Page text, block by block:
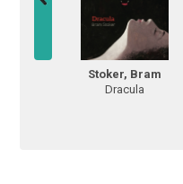
Stoker, Bram
Dracula